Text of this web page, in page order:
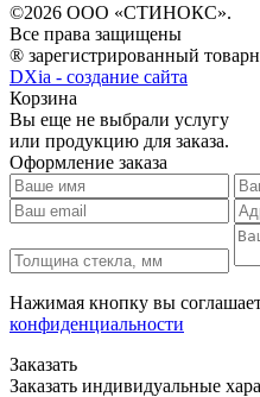
©2026 ООО «СТИНОКС».
Все права защищены
® зарегистрированный
DXia - создание сайта
Корзина
Вы еще не выбрали услугу
или продукцию для заказа.
Оформление заказа
Нажимая кнопку вы
конфиденциальности
Заказать
Заказать индивидуальные